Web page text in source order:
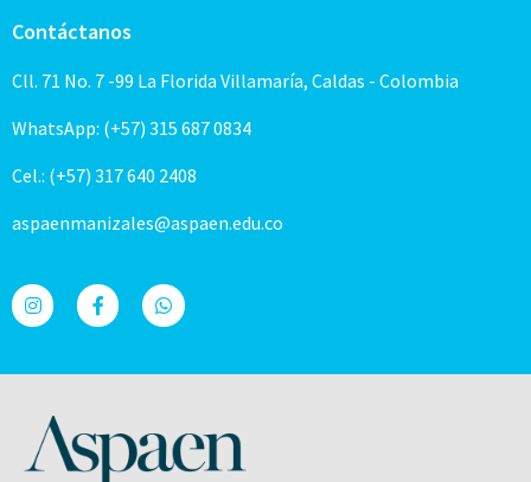
Contáctanos
Cll. 71 No. 7 -99 La Florida Villamaría, Caldas - Colombia
WhatsApp: (+57) 315 687 0834
Cel.: (+57) 317 640 2408
aspaenmanizales@aspaen.edu.co